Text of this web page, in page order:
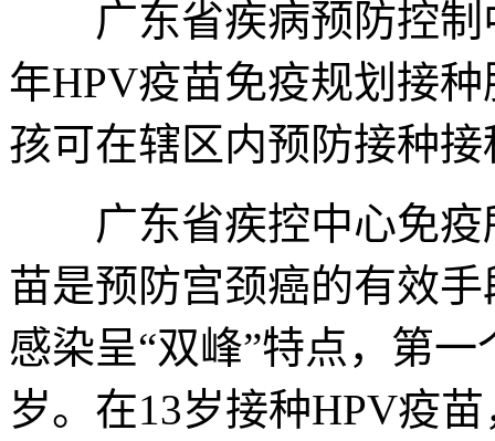
广东省疾病预防控制
年HPV疫苗免疫规划接
孩可在辖区内预防接种
广东省疾控中心免疫
苗是预防宫颈癌的有效
感染呈“双峰”特点，第
岁。在13岁接种HPV疫